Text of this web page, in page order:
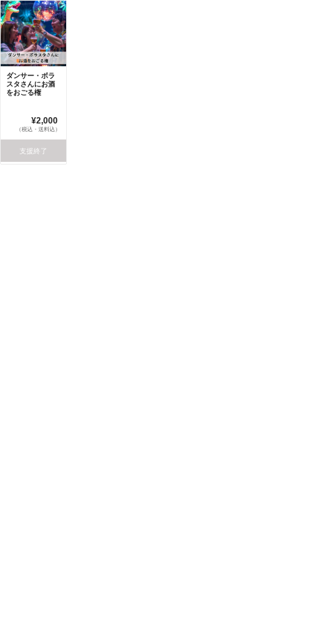
ダンサー・ボラ
スタさんにお酒
をおごる権
¥2,000
（税込・送料込）
支援終了